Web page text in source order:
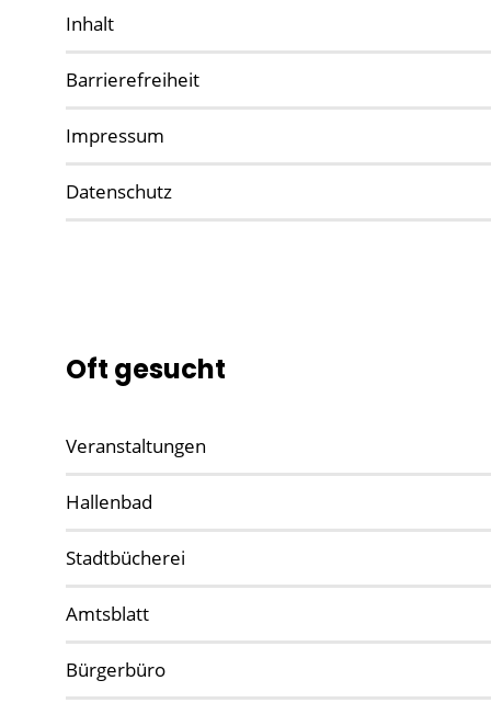
Inhalt
Barrierefreiheit
Impressum
Datenschutz
Oft gesucht
Veranstaltungen
Hallenbad
Stadtbücherei
Amtsblatt
Bürgerbüro